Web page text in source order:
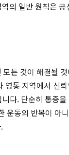
의 일반 원칙은
든 것이 해결될
통 지역에서 신
다. 단순히 통증
운동의 반복이 아